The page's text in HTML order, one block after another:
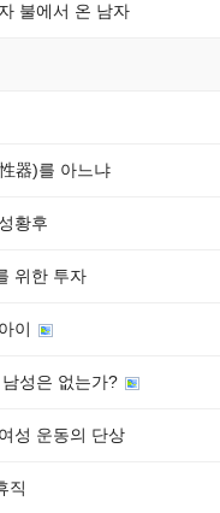
불에서 온 남자
器)를 아느냐
황후
위한 투자
이
성은 없는가?
성 운동의 단상
직